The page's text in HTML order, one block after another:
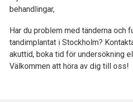
tandimplantat kan göra för
livsglädjen.
behandlingar,
Har du problem med tänderna och
tandimplantat i Stockholm?
akuttid, boka tid för undersökning
Välkommen att höra av dig till oss!